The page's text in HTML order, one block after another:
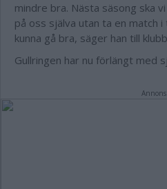
mindre bra. Nästa säsong ska
på oss själva utan ta en match
kunna gå bra, säger han till
Gullringen har nu förlängt med
Annons: